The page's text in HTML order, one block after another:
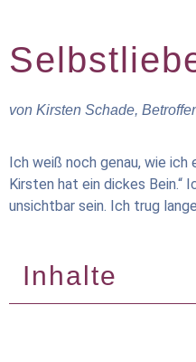
von Kirsten Schade,
Ich weiß noch genau, wie
Kirsten hat ein dickes
unsichtbar sein. Ich trug
Inhalte